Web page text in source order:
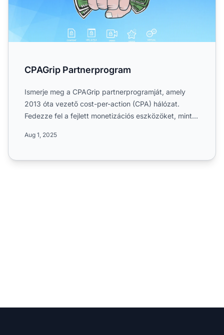
CPAGrip Partnerprogram
Ismerje meg a CPAGrip partnerprogramját, amely
2013 óta vezető cost-per-action (CPA) hálózat.
Fedezze fel a fejlett monetizációs eszközöket, mint
Aug 1, 2025